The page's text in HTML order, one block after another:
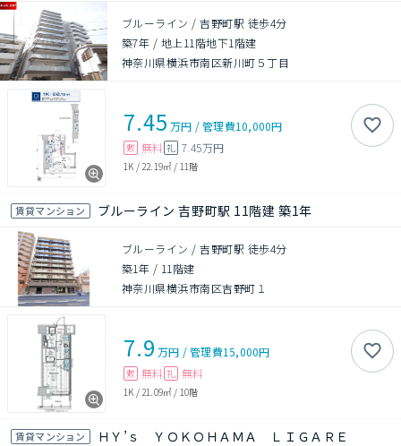
ブルーライン / 吉野町駅 徒歩4分
築7年 / 地上11階地下1階建
神奈川県横浜市南区新川町５丁目
7.45 万円 /管理費10,000円
敷 無料 礼 7.45万円
1K / 22.19㎡ / 11階
賃貸マンション ブルーライン 吉野町駅 11階建 築1年
ブルーライン / 吉野町駅 徒歩4分
築1年 / 11階建
神奈川県横浜市南区吉野町１
7.9 万円 /管理費15,000円
敷 無料 礼 無料
1K / 21.09㎡ / 10階
賃貸マンション ＨＹ’ｓ ＹＯＫＯＨＡＭＡ ＬＩＧＡＲＥ